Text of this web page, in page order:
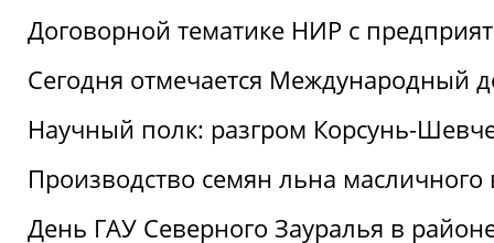
Договорной тематике НИР с
Сегодня отмечается Международный
Научный полк: разгром Корсунь-
Производство семян льна
День ГАУ Северного Зауралья в